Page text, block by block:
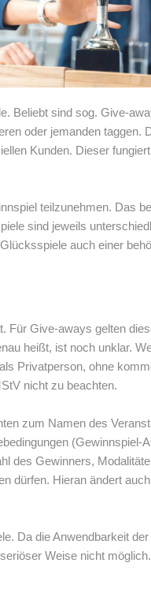
Beliebt sind sog. Give-
oder jemanden taggen.
Kunden. Dieser
teilzunehmen. Das
sind jeweils
auch einer
Für Give-aways gelten
heißt, ist noch unklar.
Privatperson, ohne
nicht zu beachten.
zum Namen des
(Gewinnspiel-
des Gewinners,
dürfen. Hieran ändert
Da die Anwendbarkeit
Weise nicht möglich.